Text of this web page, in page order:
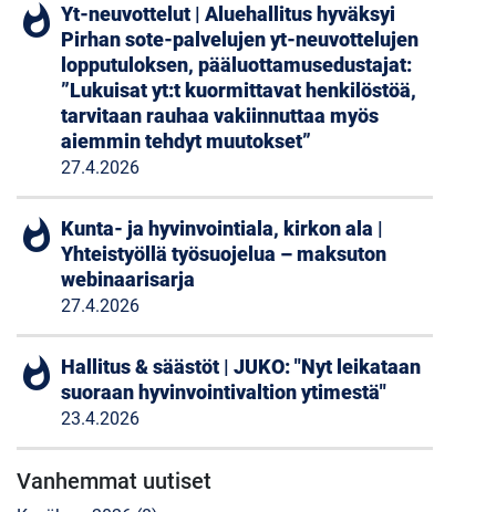
whatshot Yt-neuvottelut | Aluehallitus hyväksyi
Pirhan sote-palvelujen yt-neuvottelujen
lopputuloksen, pääluottamusedustajat:
”Lukuisat yt:t kuormittavat henkilöstöä,
tarvitaan rauhaa vakiinnuttaa myös
aiemmin tehdyt muutokset”
27.4.2026
whatshot Kunta- ja hyvinvointiala, kirkon ala |
Yhteistyöllä työsuojelua – maksuton
webinaarisarja
27.4.2026
whatshot Hallitus & säästöt | JUKO: "Nyt leikataan
suoraan hyvinvointivaltion ytimestä"
23.4.2026
Vanhemmat uutiset